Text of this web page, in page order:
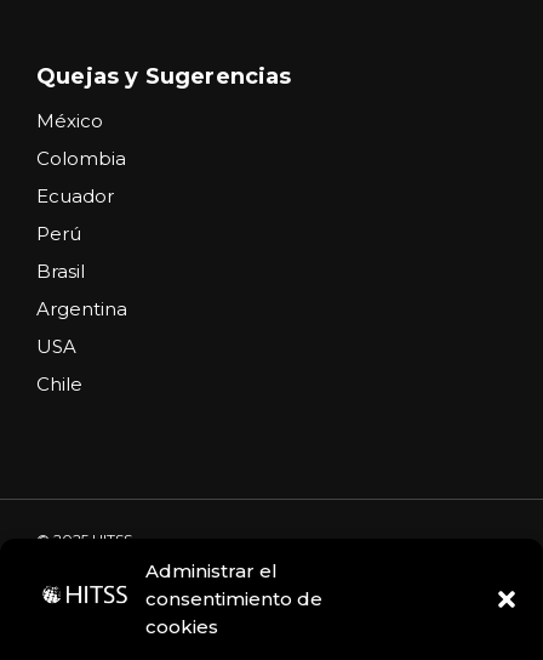
Administrar el
consentimiento de
cookies
Quejas y Sugerencias
México
Colombia
Ecuador
Perú
Brasil
Argentina
USA
Chile
© 2025 HITSS
Código de Ética